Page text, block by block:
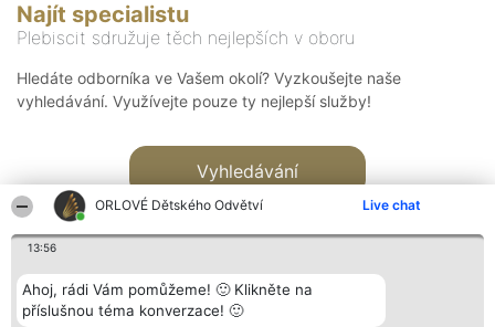
ORLOVÉ Dětského Odvětví Live chat
13:56
Ahoj, rádi Vám pomůžeme! 🙂 Klikněte na
příslušnou téma konverzace! 🙂
Najít specialistu
Plebiscit sdružuje těch nejlepších v oboru
Hledáte odborníka ve Vašem okolí? Vyzkoušejte naše
vyhledávání. Využívejte pouze ty nejlepší služby!
Vyhledávání